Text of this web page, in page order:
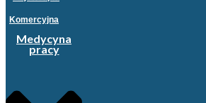
Komercyjna
Medycyna
pracy